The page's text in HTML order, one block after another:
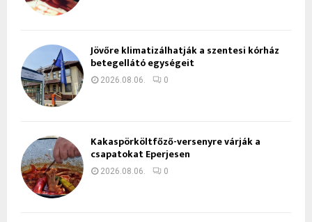
Jövőre klimatizálhatják a szentesi kórház
betegellátó egységeit
2026.08.06. 0
Kakaspörköltfőző-versenyre várják a
csapatokat Eperjesen
2026.08.06. 0